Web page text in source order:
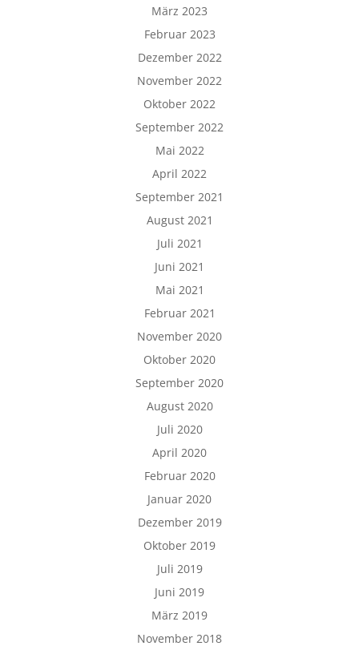
März 2023
Februar 2023
Dezember 2022
November 2022
Oktober 2022
September 2022
Mai 2022
April 2022
September 2021
August 2021
Juli 2021
Juni 2021
Mai 2021
Februar 2021
November 2020
Oktober 2020
September 2020
August 2020
Juli 2020
April 2020
Februar 2020
Januar 2020
Dezember 2019
Oktober 2019
Juli 2019
Juni 2019
März 2019
November 2018